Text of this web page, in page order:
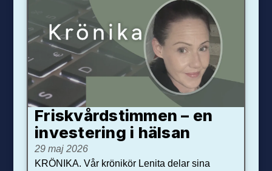
Friskvårdstimmen – en
investering i hälsan
29 maj 2026
KRÖNIKA. Vår krönikör Lenita delar sina